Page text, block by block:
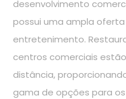
desenvolvimento
possui uma ampla
entretenimento.
centros comerciais
distância,
gama de opções para